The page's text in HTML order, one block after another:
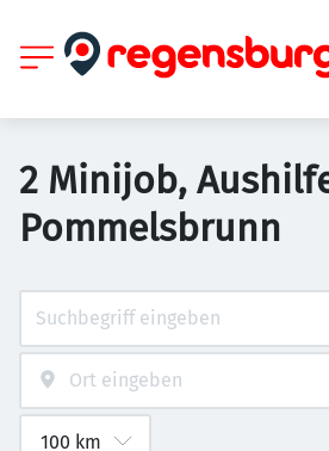
2 Minijob,
Pommelsbrunn